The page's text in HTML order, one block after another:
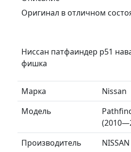
Оригинал в отличном
Ниссан патфаиндер р51
фишка
Марка
Nissan
Модель
Производитель
NISSAN